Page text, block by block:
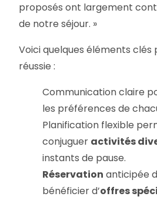
proposés ont largement
de notre séjour. »
Voici quelques éléments clés
réussie :
Communication claire
les préférences de
Planification flexible
conjuguer activités
instants de pause.
Réservation anticipée
bénéficier d’offres